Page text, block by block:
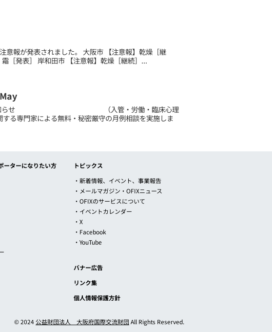
意報が発表されました。 大阪市 【注意報】乾燥［継
［発表］ 岸和田市 【注意報】乾燥［継続］...
相談会のお知らせ （入管・労働・臨床心理
る専門家による無料・秘密厳守の月例相談を実施しま
ーターになりたい方
トピックス
・新着情報、イベント、事業報告
・メールマガジン・OFIXニュース
・OFIXのサービスについて
・イベントカレンダー
・X
・Facebook
・YouTube
バナー広告
リンク集
個人情報保護方針
© 2024公益財団法人 大阪府国際交流財団 All Rights Reserved.